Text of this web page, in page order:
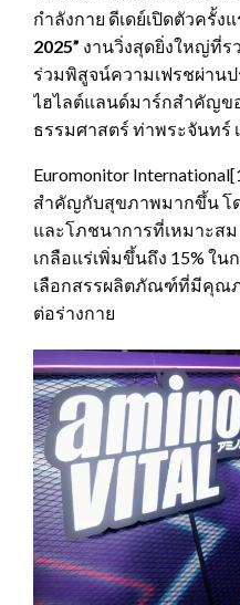
กำลังกาย ดีเดย์เปิดตัวครั้ง
2025” งานวิ่งสุดยิ่งใหญ่ที่
ร่วมพิสูจน์ความเฟรชผ่าน
ไฮไลต์แลนด์มาร์กสำคัญข
ธรรมศาสตร์ ท่าพระจันทร์
Euromonitor
สำคัญกับสุขภาพมากขึ้น โ
และโภชนาการที่เหมาะส
เกลือแร่เพิ่มขึ้นถึง 15% ใน
เลือกสรรผลิตภัณฑ์ที่มีคุณ
ต่อร่างกาย